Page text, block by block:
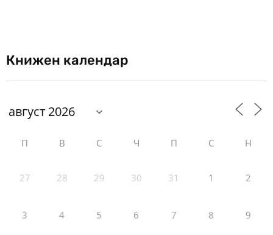
Книжен календар
П В С Ч П С Н
27 28 29 30 31 1 2
3 4 5 6 7 8 9